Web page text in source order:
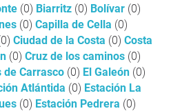
(0) Biarritz (0) Bolívar (0)
(0) Capilla de Cella (0)
Ciudad de la Costa (0) Costa
(0) Cruz de los caminos (0)
de Carrasco (0) El Galeón (0)
Atlántida (0) Estación La
(0) Estación Pedrera (0)